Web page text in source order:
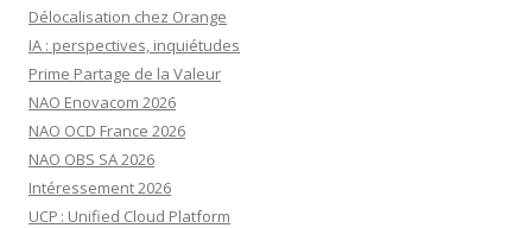
Délocalisation chez Orange
IA : perspectives, inquiétudes
Prime Partage de la Valeur
NAO Enovacom 2026
NAO OCD France 2026
NAO OBS SA 2026
Intéressement 2026
UCP : Unified Cloud Platform